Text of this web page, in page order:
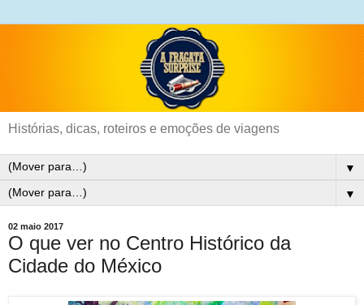
Histórias, dicas, roteiros e emoções de viagens
▼
▼
02 maio 2017
O que ver no Centro Histórico da
Cidade do México